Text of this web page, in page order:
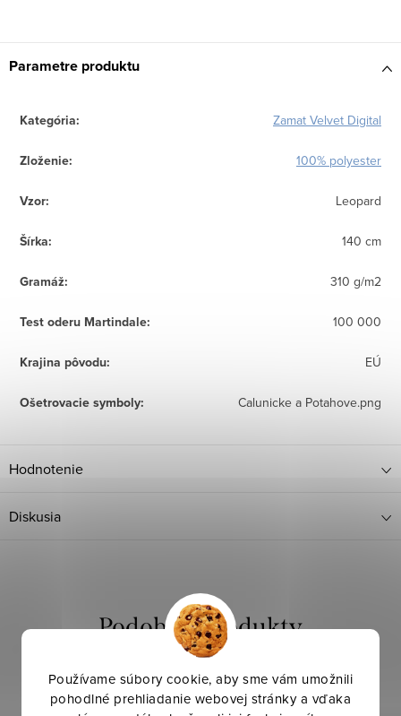
Používame súbory cookie, aby sme vám umožnili
pohodlné prehliadanie webovej stránky a vďaka
Parametre produktu
Kategória: Zamat Velvet Digital
Zloženie: 100% polyester
Vzor: Leopard
Šírka: 140 cm
Gramáž: 310 g/m2
Test oderu Martindale: 100 000
Krajina pôvodu: EÚ
Ošetrovacie symboly: Calunicke a Potahove.png
Hodnotenie
Diskusia